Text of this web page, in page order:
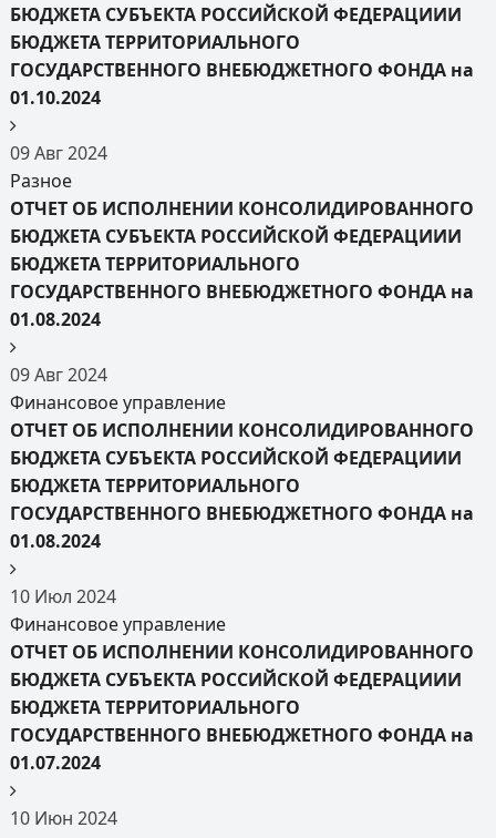
БЮДЖЕТА СУБЪЕКТА РОССИЙСКОЙ ФЕДЕРАЦИИИ
БЮДЖЕТА ТЕРРИТОРИАЛЬНОГО
ГОСУДАРСТВЕННОГО ВНЕБЮДЖЕТНОГО ФОНДА на
01.10.2024
09Авг2024
Разное
ОТЧЕТ ОБ ИСПОЛНЕНИИ КОНСОЛИДИРОВАННОГО
БЮДЖЕТА СУБЪЕКТА РОССИЙСКОЙ ФЕДЕРАЦИИИ
БЮДЖЕТА ТЕРРИТОРИАЛЬНОГО
ГОСУДАРСТВЕННОГО ВНЕБЮДЖЕТНОГО ФОНДА на
01.08.2024
09Авг2024
Финансовое управление
ОТЧЕТ ОБ ИСПОЛНЕНИИ КОНСОЛИДИРОВАННОГО
БЮДЖЕТА СУБЪЕКТА РОССИЙСКОЙ ФЕДЕРАЦИИИ
БЮДЖЕТА ТЕРРИТОРИАЛЬНОГО
ГОСУДАРСТВЕННОГО ВНЕБЮДЖЕТНОГО ФОНДА на
01.08.2024
10 Июл 2024
Финансовое управление
ОТЧЕТ ОБ ИСПОЛНЕНИИ КОНСОЛИДИРОВАННОГО
БЮДЖЕТА СУБЪЕКТА РОССИЙСКОЙ ФЕДЕРАЦИИИ
БЮДЖЕТА ТЕРРИТОРИАЛЬНОГО
ГОСУДАРСТВЕННОГО ВНЕБЮДЖЕТНОГО ФОНДА на
01.07.2024
10 Июн 2024